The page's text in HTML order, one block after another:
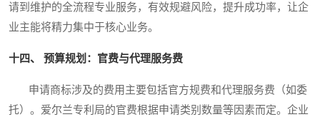
请到维护的全流程专业服务，有效规避风险，提升成功率，让企
业主能将精力集中于核心业务。
十四、 预算规划：官费与代理服务费
申请商标涉及的费用主要包括官方规费和代理服务费（如委
托）。爱尔兰专利局的官费根据申请类别数量等因素而定。企业